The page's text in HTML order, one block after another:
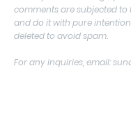
comments are subjected to
and do it with pure
deleted to avoid spam.
For any inquiries, email: